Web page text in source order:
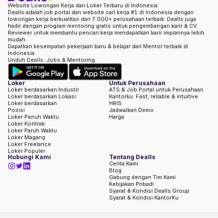
Website Lowongan Kerja dan Loker Terbaru di Indonesia
Dealls adalah job portal dan website cari kerja #1 di Indonesia dengan
lowongan kerja berkualitas dari 7.000+ perusahaan terbaik. Dealls juga
hadir dengan program mentoring gratis untuk pengembangan karir & CV
Reviewer untuk membantu pencari kerja mendapatkan karir impiannya lebih
mudah.
Dapatkan kesempatan pekerjaan baru & belajar dari Mentor terbaik di
Indonesia
Unduh Dealls: Jobs & Mentoring
Loker
Loker berdasarkan Industri
Loker berdasarkan Lokasi
Loker berdasarkan
Posisi
Loker Penuh Waktu
Loker Kontrak
Loker Paruh Waktu
Loker Magang
Loker Freelance
Loker Populer
Untuk Perusahaan
ATS & Job Portal untuk Perusahaan
Kantorku: Fast, reliable & intuitive
HRIS
Jadwalkan Demo
Harga
Hubungi Kami Tentang Dealls
Cerita Kami
Blog
Gabung dengan Tim Kami
Kebijakan Pribadi
Syarat & Kondisi Dealls Group
Syarat & Kondisi KantorKu